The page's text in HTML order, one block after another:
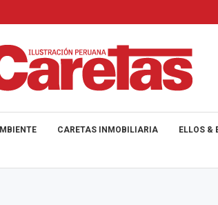
CARETAS INMOBILIARIA ELLOS &